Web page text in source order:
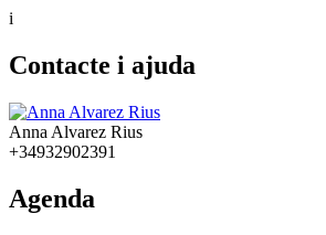
i
Contacte i ajuda
Anna Alvarez Rius
+34932902391
Agenda